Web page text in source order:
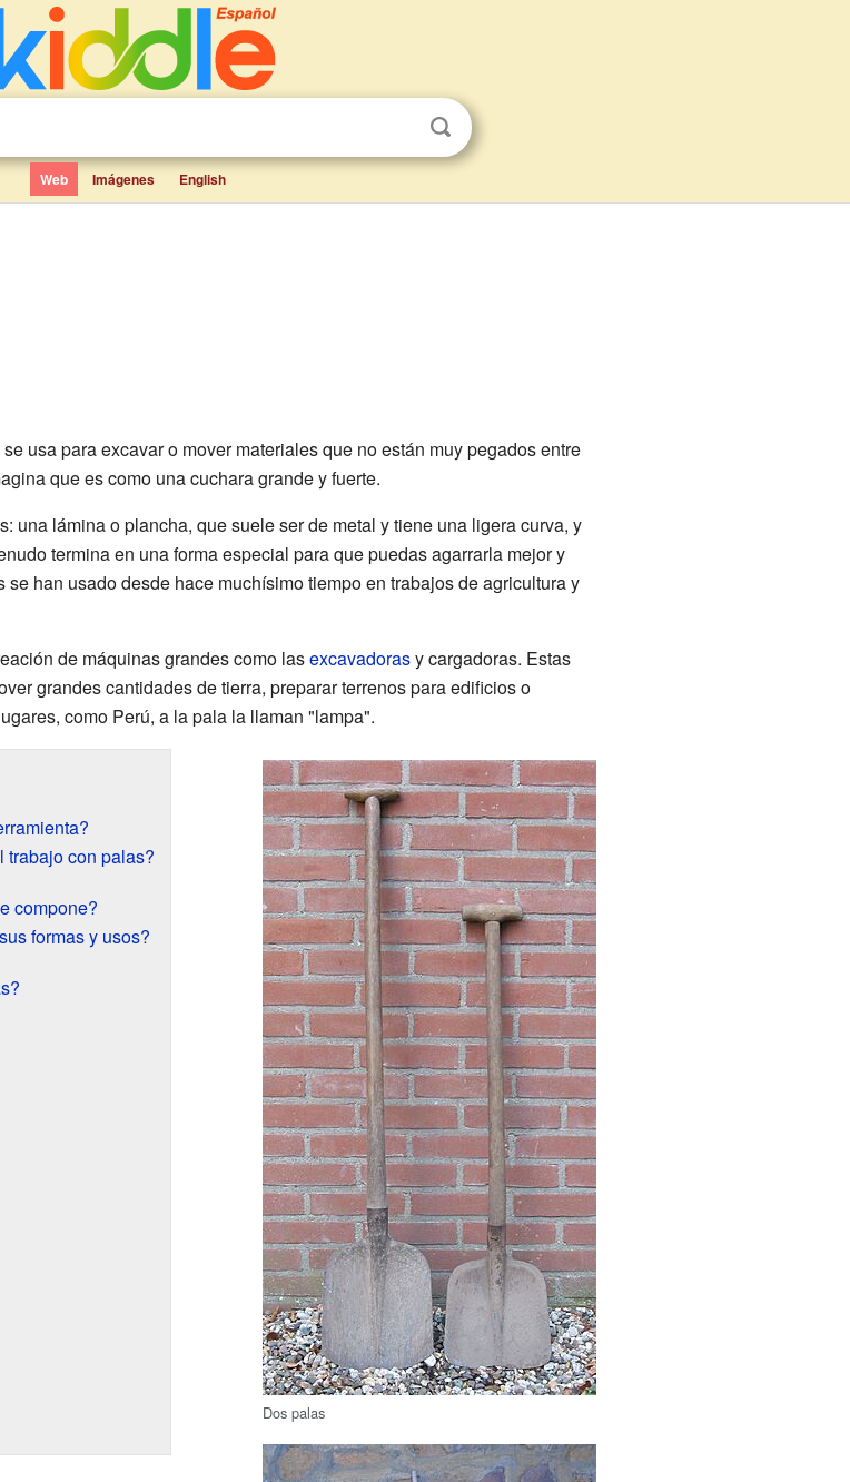
Web Imágenes English
usa para excavar o mover materiales que no están muy pegados entre
que es como una cuchara grande y fuerte.
una lámina o plancha, que suele ser de metal y tiene una ligera curva, y
termina en una forma especial para que puedas agarrarla mejor y
han usado desde hace muchísimo tiempo en trabajos de agricultura y
de máquinas grandes como lasexcavadorasy cargadoras. Estas
grandes cantidades de tierra, preparar terrenos para edificios o
como Perú, a la pala la llaman "lampa".
Dos palas
trabajo con palas?
compone?
formas y usos?